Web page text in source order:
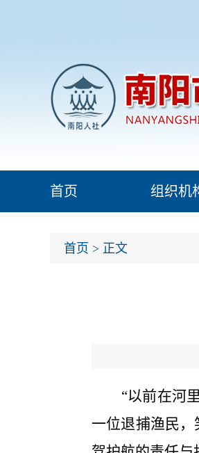
首页 组织机
首页 > 正文
“以前在河
一位退捕渔民